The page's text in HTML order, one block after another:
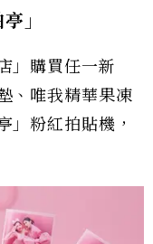
」
」購買任一新
、唯我精華果凍
」粉紅拍貼機，